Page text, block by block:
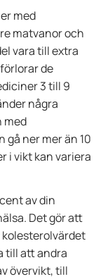
med
matvanor och
vara till extra
de
3 till 9
några
med
gå ner mer än 10
i vikt kan variera
av din
Det gör att
till att andra
övervikt, till